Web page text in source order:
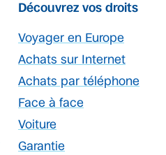
Découvrez vos droits
Voyager en Europe
Achats sur Internet
Achats par téléphone
Face à face
Voiture
Garantie